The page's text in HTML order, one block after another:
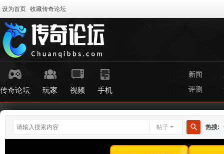
设为首页 收藏传奇论坛
传奇论坛 玩家 视频 手机
新闻
评测
帖子
搜
热搜: